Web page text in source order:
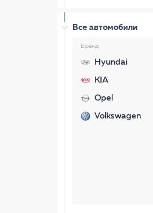
Все автомобили
Бренд
Hyundai
KIA
Opel
Volkswagen